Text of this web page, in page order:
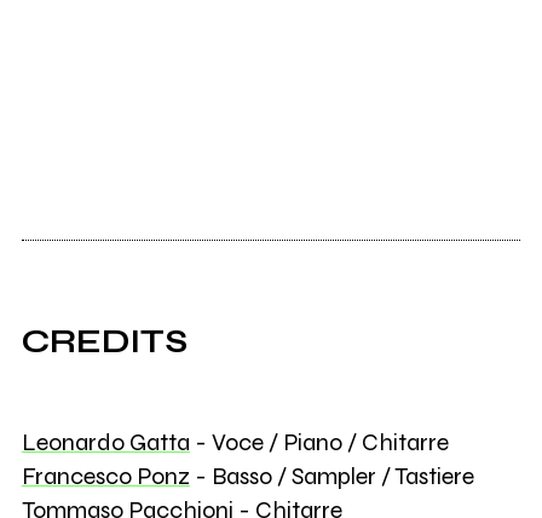
CREDITS
Leonardo Gatta - Voce / Piano / Chitarre
Francesco Ponz - Basso / Sampler / Tastiere
Tommaso Pacchioni - Chitarre